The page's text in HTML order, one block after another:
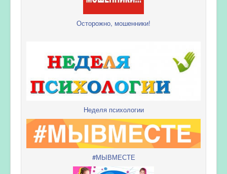
Осторожно, мошенники!
Неделя психологии
#МЫВМЕСТЕ